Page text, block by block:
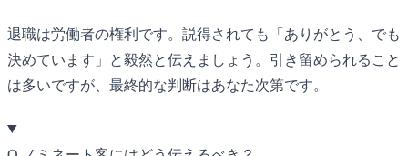
退職は労働者の権利です。説得されても「ありがとう、でも
決めています」と毅然と伝えましょう。引き留められること
は多いですが、最終的な判断はあなた次第です。